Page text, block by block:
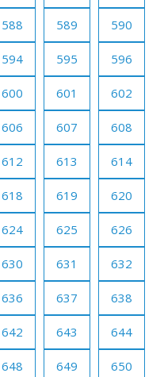
588 589 590
594 595 596
600 601 602
606 607 608
612 613 614
618 619 620
624 625 626
630 631 632
636 637 638
642 643 644
648 649 650